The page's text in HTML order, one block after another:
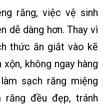
răng, việc vệ sinh
dễ dàng hơn. Thay vì
thức ăn giắt vào kẽ
không ngay hàng
sạch răng miệng
răng đều đẹp, tránh